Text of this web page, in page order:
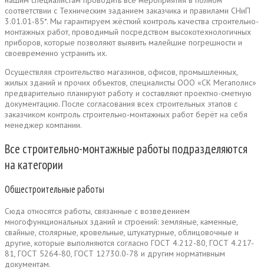
соответствии с Техническим заданием заказчика и правилами СНиП
3.01.01-85*. Мы гарантируем жёсткий контроль качества строительно-
монтажных работ, проводимый посредством высокотехнологичных
приборов, которые позволяют выявить малейшие погрешности и
своевременно устранить их.
Осуществляя строительство магазинов, офисов, промышленных,
жилых зданий и прочих объектов, специалисты ООО «СК Мегаполис»
предварительно планируют работу и составляют проектно-сметную
документацию. После согласования всех строительных этапов с
заказчиком контроль строительно-монтажных работ берёт на себя
менеджер компании.
Все строительно-монтажные работы подразделяются
на категории
Общестроительные работы
Сюда относятся работы, связанные с возведением
многофункциональных зданий и строений: земляные, каменные,
свайные, столярные, кровельные, штукатурные, облицовочные и
другие, которые выполняются согласно ГОСТ 4.212-80, ГОСТ 4.217-
81, ГОСТ 5264-80, ГОСТ 12730.0-78 и другим нормативным
документам.